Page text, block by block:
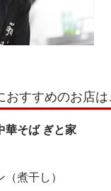
おすすめのお店
華そば ぎと家
（煮干し）